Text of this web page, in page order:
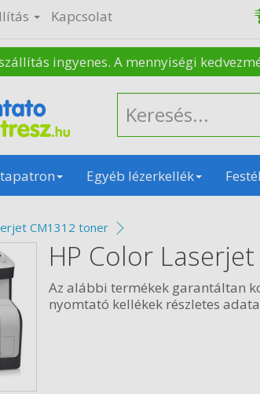
Kapcsolat
ingyenes. A mennyiségi
Egyéb lézerkellék
CM1312 toner
HP Color
Az alábbi termékek garantáltan
nyomtató kellékek részletes